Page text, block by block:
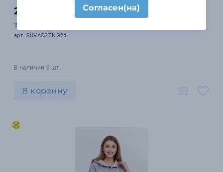
2 233 ₽
Толстовка STREET, черный, ХХL
арт. SUVACSTNG24
В наличии 9 шт.
В корзину
Согласен(на)